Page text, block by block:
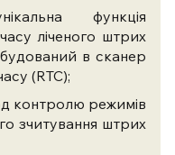
функція
ліченого штрих
в сканер
(RTC);
контролю режимів
зчитування штрих